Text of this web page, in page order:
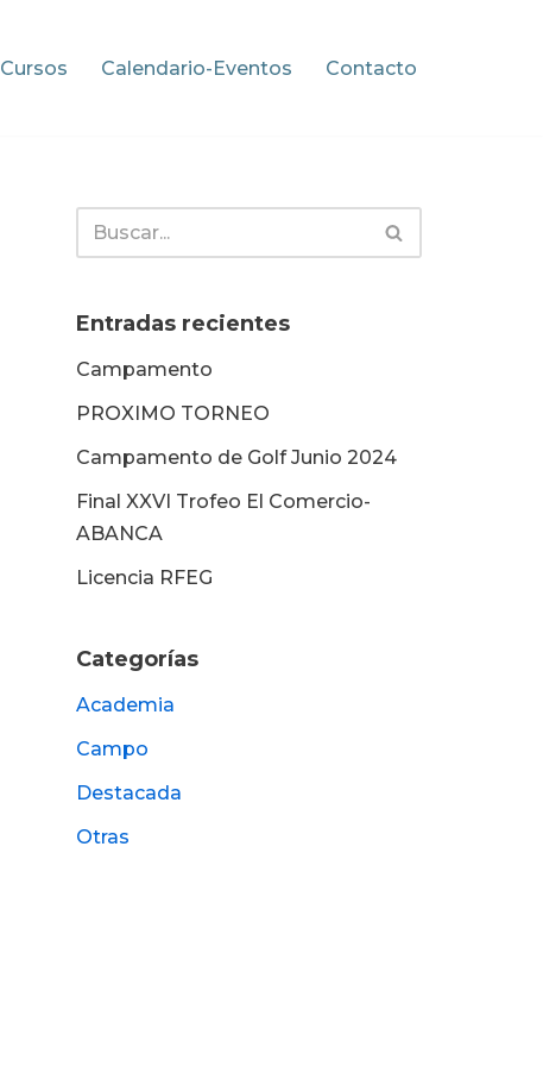
Cursos Calendario-Eventos Contacto
Entradas recientes
Campamento
PROXIMO TORNEO
Campamento de Golf Junio 2024
Final XXVI Trofeo El Comercio-
ABANCA
Licencia RFEG
Categorías
Academia
Campo
Destacada
Otras